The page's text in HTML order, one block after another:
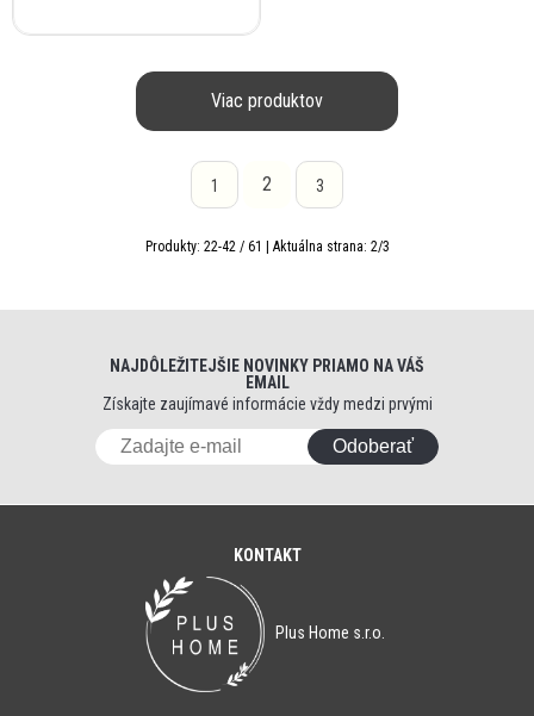
Viac produktov
1 2 3
Produkty: 22-42/ 61 | Aktuálna strana: 2/3
NAJDÔLEŽITEJŠIE NOVINKY PRIAMO NA VÁŠ
EMAIL
Získajte zaujímavé informácie vždy medzi prvými
Odoberať
KONTAKT
Plus Home s.r.o.